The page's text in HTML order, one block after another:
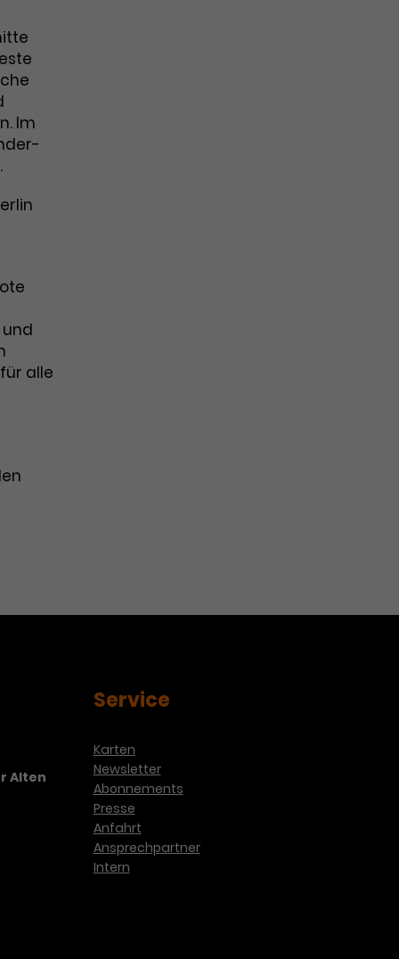
Im
alle
Alten
Service
Karten
Newsletter
Abonnements
Presse
Anfahrt
Ansprechpartner
Intern